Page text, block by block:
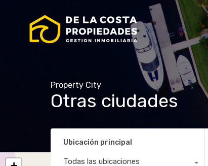
Property City
Otras ciudades
Ubicación principal
Todas las ubicaciones